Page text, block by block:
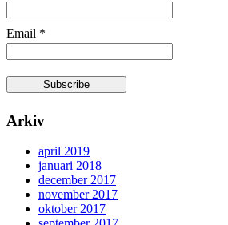
Email *
Arkiv
april 2019
januari 2018
december 2017
november 2017
oktober 2017